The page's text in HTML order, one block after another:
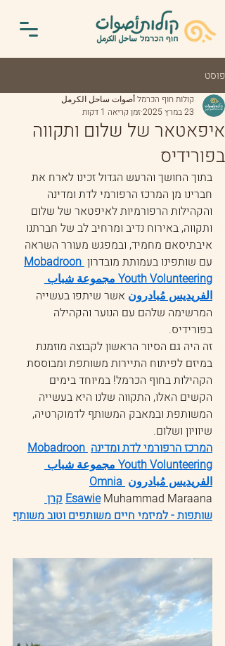
פוסט
איפאטאר של שלום ותקווה
בפורידיס
‏קולות חוף הכרמל أصوات ساحل الكرمل
23 במרץ 2025
זמן קריאה 1 דקות
בתוך החושך והרעש הגדול זכינו לארח את
חברינו מן המרכז הרפורמי לדת ומדינה
והקהילות הרפורמיות לאיפטאר של שלום
ותקווה, באירוח נדיב ומרחיב לב של חברתנו
איבתיסאם מחמיד, ובמפגש מעורר השראה
עם שותפינו בעמותת מובדרון Mobadroon
Youth Volunteering مجموعة شباب
الفريديس مُبادرون אשר שיתפו בעשייה
המרשימה שלהם עם הנוער והקהילה
בפורידיס.
זה היה גם הסיור הראשון לקבוצה מוזמנת
במיזם לפיתוח התיירות משותפת ומבוססת
הקהילות בחוף הכרמל! במיוחד בימים
הקשים האלו, התקווה שלנו היא בעשייה
המשותפת ובמאבק המשותף לדמוקרטיה,
שיוויון ושלום.
המרכז הרפורמי לדת ומדינהMobadroon
Youth Volunteering مجموعة شباب
الفريديس مُبادرون Omnia
Esawie Muhammad Maraana
קרן
שותפות - למיזמי חיים משותפים וטוב משותף